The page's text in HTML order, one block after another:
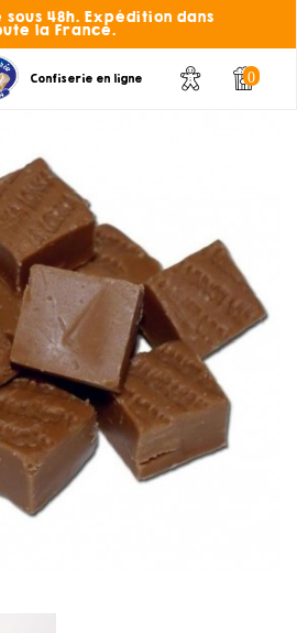
48h. Expédition dans
la France.
Confiserie en ligne 0